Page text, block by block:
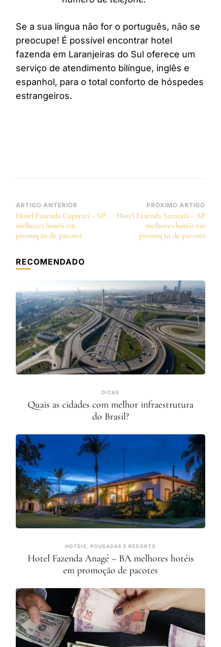
Se a sua língua não for o português, não se
preocupe! É possível encontrar hotel
fazenda em Laranjeiras do Sul oferece um
serviço de atendimento bilíngue, inglês e
espanhol, para o total conforto de hóspedes
estrangeiros.
Navegação
de
post
ARTIGO ANTERIOR
Hotel Fazenda Capivari – SP
melhores hotéis em
promoção de pacotes
PRÓXIMO ARTIGO
Hotel Fazenda Sarutaiá – SP
melhores hotéis em
promoção de pacotes
RECOMENDADO
DICAS
Quais as cidades com melhor infraestrutura
do Brasil?
HOTÉIS, POUSADAS E RESORTS
Hotel Fazenda Anagé – BA melhores hotéis
em promoção de pacotes